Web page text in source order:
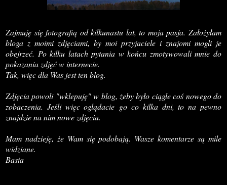
Zajmuję się fotografią od kilkunastu lat, to moja pasja. Założyłam
bloga z moimi zdjęciami, by moi przyjaciele i znajomi mogli je
obejrzeć. Po kilku latach pytania w końcu zmotywowali mnie do
pokazania zdjęć w internecie.
Tak, więc dla Was jest ten blog.
Zdjęcia powoli "wklepuję" w blog, żeby było ciągle coś nowego do
zobaczenia. Jeśli więc oglądacie go co kilka dni, to na pewno
znajdzie na nim nowe zdjęcia.
Mam nadzieję, że Wam się podobają. Wasze komentarze są mile
widziane.
Basia